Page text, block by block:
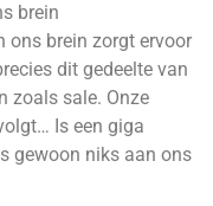
brein
ons brein zorgt ervoor
dit gedeelte van
zoals sale. Onze
Is een giga
gewoon niks aan ons